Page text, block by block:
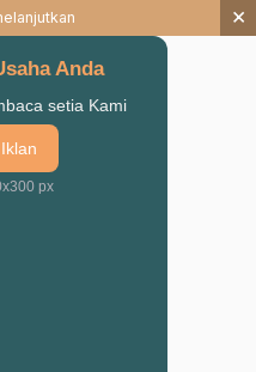
×
Anda
setia Kami
px